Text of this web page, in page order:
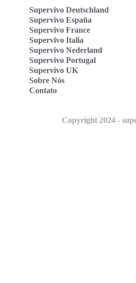
Supervivo Deutschland
Supervivo España
Supervivo France
Supervivo Italia
Supervivo Nederland
Supervivo Portugal
Supervivo UK
Sobre Nós
Contato
Copyright 2024 -